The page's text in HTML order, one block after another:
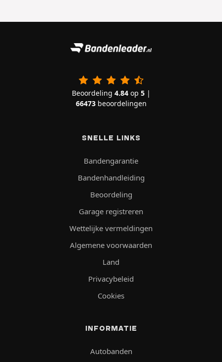
Beoordeling 4.84op 5|
66473beoordelingen
SNELLE LINKS
Bandengarantie
Bandenhandleiding
Beoordeling
Garage registreren
Wettelijke vermeldingen
Algemene voorwaarden
Land
Privacybeleid
Cookies
INFORMATIE
Autobanden